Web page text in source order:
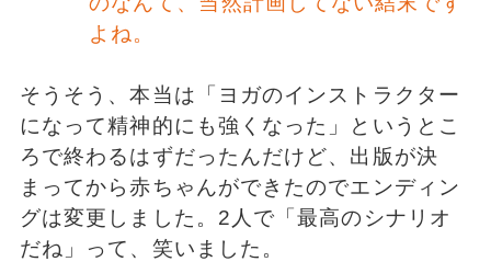
よね。
そうそう、本当は「ヨガのインストラクター
になって精神的にも強くなった」というとこ
ろで終わるはずだったんだけど、出版が決
まってから赤ちゃんができたのでエンディン
グは変更しました。2人で「最高のシナリオ
だね」って、笑いました。